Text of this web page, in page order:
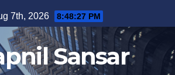
7th, 2026 8:48:27 PM
Sansar